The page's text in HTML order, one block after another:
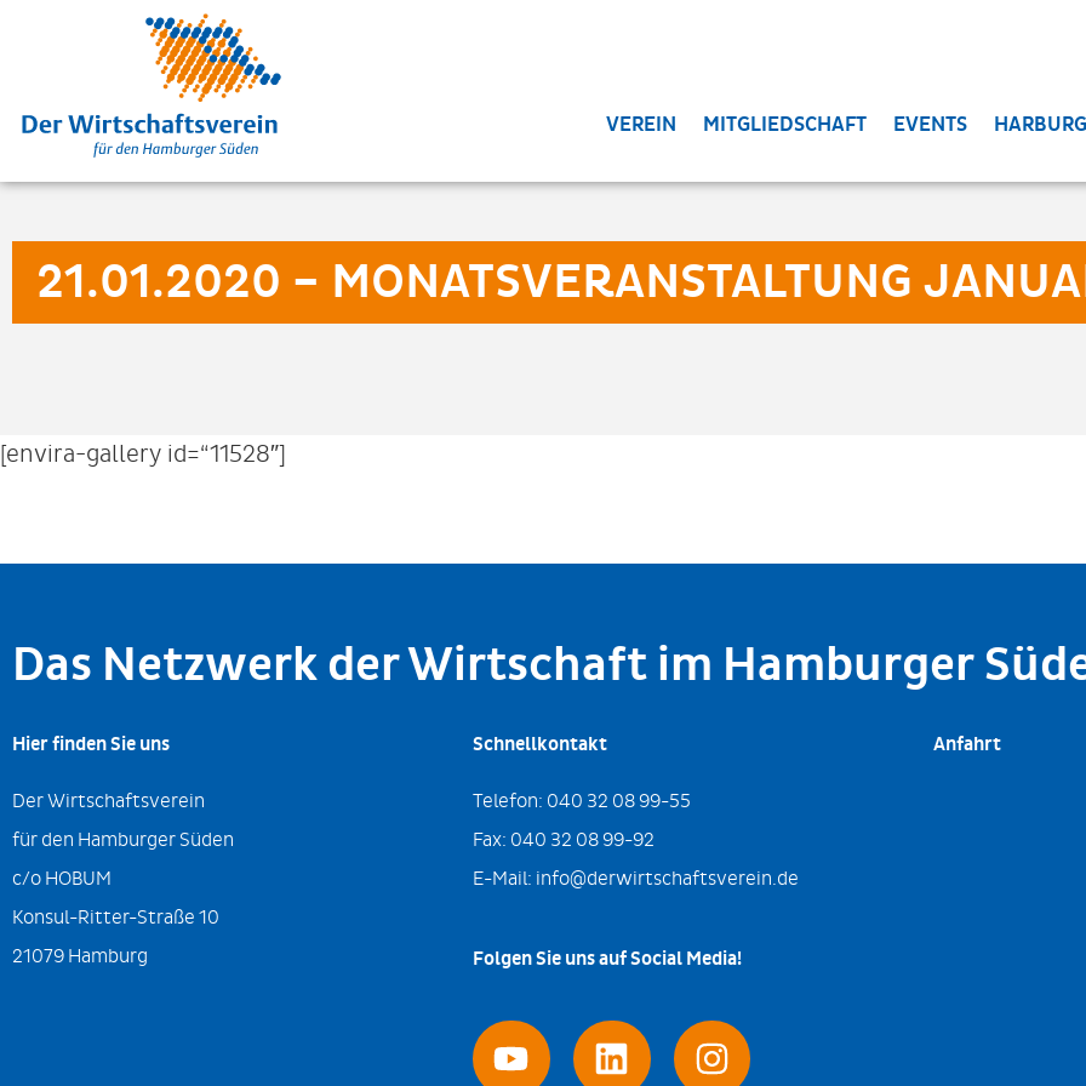
VEREIN MITGLIEDSCHAFT EVENTS
21.01.2020 – MONATSVERANSTALTUNG
[envira-gallery id=“11528″]
Das Netzwerk der Wirtschaft im Hamburger
Hier finden Sie uns
Der Wirtschaftsverein
für den Hamburger Süden
c/o HOBUM
Konsul-Ritter-Straße 10
21079 Hamburg
Schnellkontakt
Telefon: 040 32 08 99-55
Fax: 040 32 08 99-92
E-Mail: info@derwirtschaftsverein.de
Folgen Sie uns auf Social Media!
Anfahrt